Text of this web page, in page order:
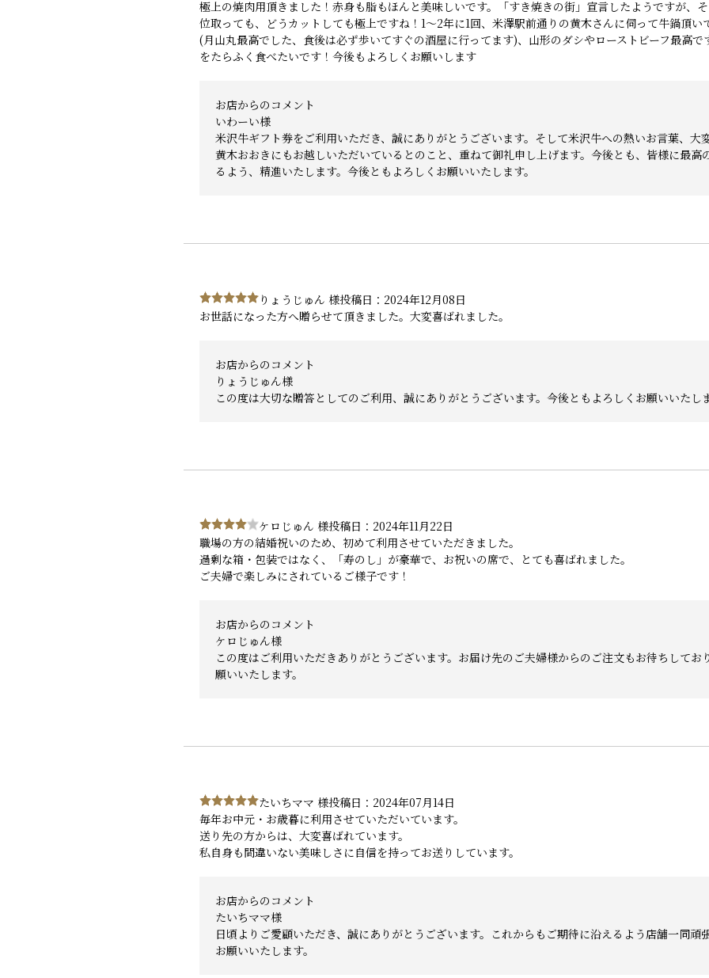
極上の焼肉用頂きました！赤身も脂もほんと美味しいです。「すき焼きの街」宣言したようですが、
位取っても、どうカットしても極上ですね！1～2年に1回、米澤駅前通りの黄木さんに伺って牛鍋頂い
(月山丸最高でした、食後は必ず歩いてすぐの酒屋に行ってます)、山形のダシやローストビーフ最高
をたらふく食べたいです！今後もよろしくお願いします
お店からのコメント
いわーい様
米沢牛ギフト券をご利用いただき、誠にありがとうございます。そして米沢牛への熱いお言葉、大
黄木おおきにもお越しいただいているとのこと、重ねて御礼申し上げます。今後とも、皆様に最高
るよう、精進いたします。今後ともよろしくお願いいたします。
りょうじゅん 様投稿日：2024年12月08日
お世話になった方へ贈らせて頂きました。大変喜ばれました。
お店からのコメント
りょうじゅん様
この度は大切な贈答としてのご利用、誠にありがとうございます。今後ともよろしくお願いいたし
ケロじゅん 様投稿日：2024年11月22日
職場の方の結婚祝いのため、初めて利用させていただきました。
過剰な箱・包装ではなく、「寿のし」が豪華で、お祝いの席で、とても喜ばれました。
ご夫婦で楽しみにされているご様子です！
お店からのコメント
ケロじゅん様
この度はご利用いただきありがとうございます。お届け先のご夫婦様からのご注文もお待ちしてお
願いいたします。
たいちママ 様投稿日：2024年07月14日
毎年お中元・お歳暮に利用させていただいています。
送り先の方からは、大変喜ばれています。
私自身も間違いない美味しさに自信を持ってお送りしています。
お店からのコメント
たいちママ様
日頃よりご愛顧いただき、誠にありがとうございます。これからもご期待に沿えるよう店舗一同頑
お願いいたします。